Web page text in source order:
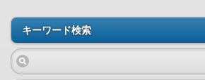
キーワード検索